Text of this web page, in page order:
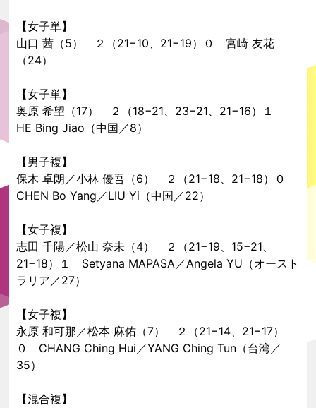
【女子単】
山口 茜（5） ２（21−10、21−19）０ 宮崎 友花
（24）
【女子単】
奥原 希望（17） ２（18−21、23−21、21−16）１
HE Bing Jiao（中国／8）
【男子複】
保木 卓朗／小林 優吾（6） ２（21−18、21−18）０
CHEN Bo Yang／LIU Yi（中国／22）
【女子複】
志田 千陽／松山 奈未（4） ２（21−19、15−21、
21−18）１ Setyana MAPASA／Angela YU（オースト
ラリア／27）
【女子複】
永原 和可那／松本 麻佑（7） ２（21−14、21−17）
０ CHANG Ching Hui／YANG Ching Tun（台湾／
35）
【混合複】